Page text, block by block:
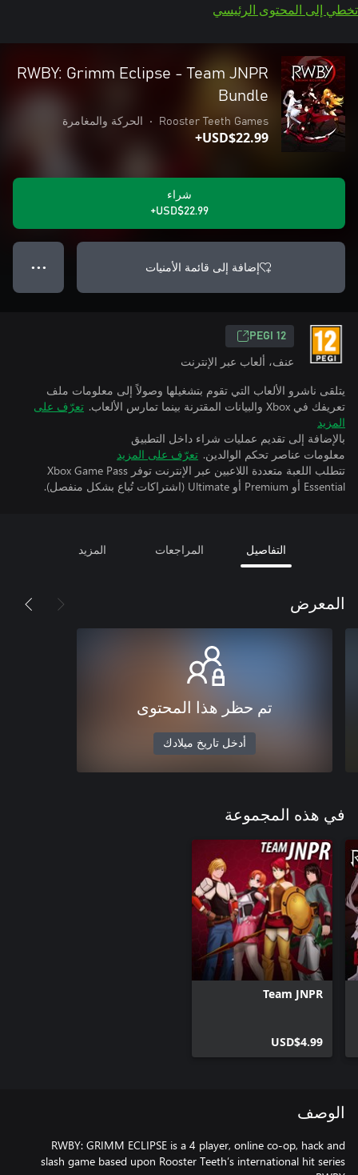
تخطي إلى المحتوى الرئيسي
RWBY: Grimm Eclipse - Team JNPR
Bundle
Rooster Teeth Games
• الحركة والمغامرة
USD$22.99+
شراء
USD$22.99+
إضافة إلى قائمة الأمنيات ● ● ●
PEGI 12
عنف، ألعاب عبر الإنترنت
يتلقى ناشرو الألعاب التي تقوم بتشغيلها وصولاً إلى معلومات ملف
تعريفك في Xbox والبيانات المقترنة بينما تمارس الألعاب.
تعرّف على
المزيد
بالإضافة إلى تقديم عمليات شراء داخل التطبيق
معلومات عناصر تحكم الوالدين. تعرّف على المزيد
تتطلب اللعبة متعددة اللاعبين عبر الإنترنت توفر Xbox Game Pass
Essential أو Premium أو Ultimate (اشتراكات تُباع بشكل منفصل).
التفاصيل المراجعات المزيد
المعرض
تم حظر هذا المحتوى
أدخل تاريخ ميلادك
في هذه المجموعة
Team JNPR
USD$4.99
الوصف
RWBY: GRIMM ECLIPSE is a 4 player, online co-op, hack and
slash game based upon Rooster Teeth’s international hit series